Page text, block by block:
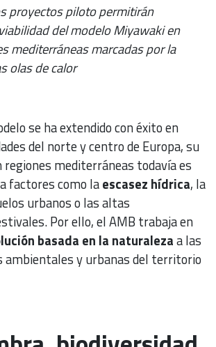
proyectos piloto permitirán
del modelo Miyawaki en
mediterráneas marcadas por la
olas de calor
se ha extendido con éxito en
del norte y centro de Europa, su
mediterráneas todavía es
factores como laescasez hídrica, la
urbanos o las altas
Por ello, el AMB trabaja en
basada en la naturalezaa las
ambientales y urbanas del territorio